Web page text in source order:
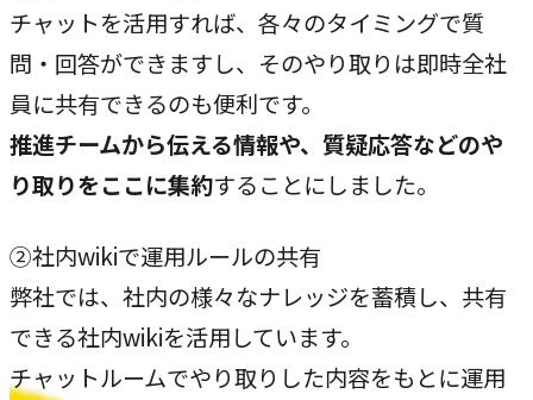
チャットを活用すれば、各々のタイミングで質
問・回答ができますし、そのやり取りは即時全社
員に共有できるのも便利です。
推進チームから伝える情報や、質疑応答などのや
り取りをここに集約することにしました。
②社内wikiで運用ルールの共有
弊社では、社内の様々なナレッジを蓄積し、共有
できる社内wikiを活用しています。
チャットルームでやり取りした内容をもとに運用